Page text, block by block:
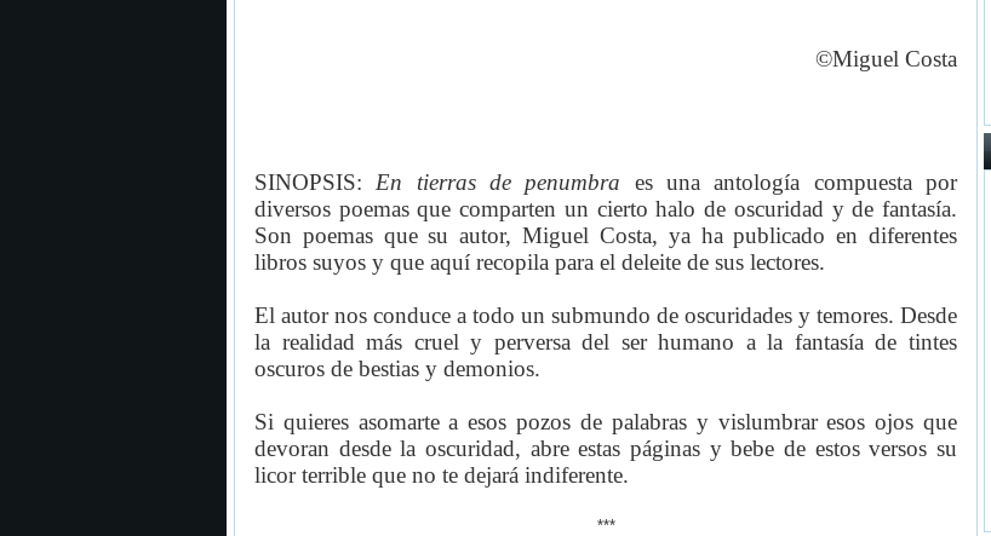
©Miguel Costa
SINOPSIS: En tierras de penumbra es una antología compuesta por
diversos poemas que comparten un cierto halo de oscuridad y de fantasía.
Son poemas que su autor, Miguel Costa, ya ha publicado en diferentes
libros suyos y que aquí recopila para el deleite de sus lectores.
El autor nos conduce a todo un submundo de oscuridades y temores. Desde
la realidad más cruel y perversa del ser humano a la fantasía de tintes
oscuros de bestias y demonios.
Si quieres asomarte a esos pozos de palabras y vislumbrar esos ojos que
devoran desde la oscuridad, abre estas páginas y bebe de estos versos su
licor terrible que no te dejará indiferente.
***